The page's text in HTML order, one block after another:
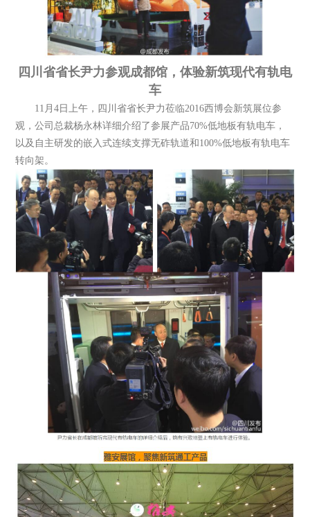
四川省省长尹力参观成都馆，体验新筑现代有轨电
车
11月4日上午，四川省省长尹力莅临2016西博会新筑展位参
观，公司总裁杨永林详细介绍了参展产品70%低地板有轨电车，
以及自主研发的嵌入式连续支撑无砟轨道和100%低地板有轨电车
转向架。